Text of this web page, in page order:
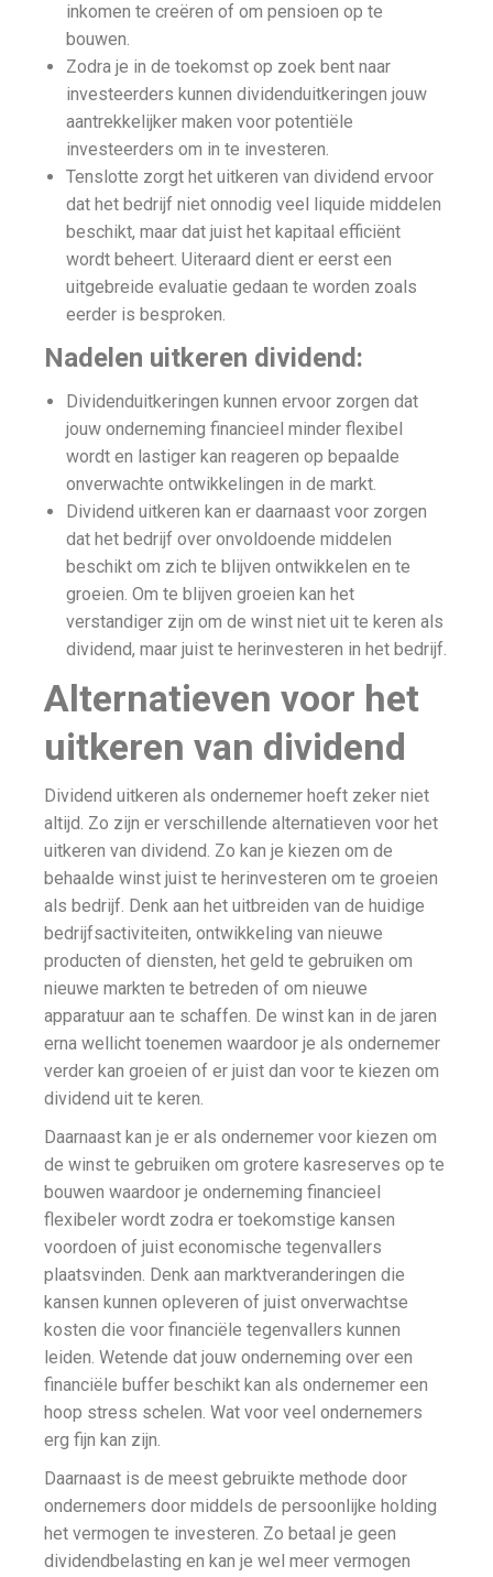
inkomen te creëren of om pensioen op te
bouwen.
Zodra je in de toekomst op zoek bent naar
investeerders kunnen dividenduitkeringen jouw
aantrekkelijker maken voor potentiële
investeerders om in te investeren.
Tenslotte zorgt het uitkeren van dividend ervoor
dat het bedrijf niet onnodig veel liquide middelen
beschikt, maar dat juist het kapitaal efficiënt
wordt beheert. Uiteraard dient er eerst een
uitgebreide evaluatie gedaan te worden zoals
eerder is besproken.
Nadelen uitkeren dividend:
Dividenduitkeringen kunnen ervoor zorgen dat
jouw onderneming financieel minder flexibel
wordt en lastiger kan reageren op bepaalde
onverwachte ontwikkelingen in de markt.
Dividend uitkeren kan er daarnaast voor zorgen
dat het bedrijf over onvoldoende middelen
beschikt om zich te blijven ontwikkelen en te
groeien. Om te blijven groeien kan het
verstandiger zijn om de winst niet uit te keren als
dividend, maar juist te herinvesteren in het bedrijf.
Alternatieven voor het
uitkeren van dividend
Dividend uitkeren als ondernemer hoeft zeker niet
altijd. Zo zijn er verschillende alternatieven voor het
uitkeren van dividend. Zo kan je kiezen om de
behaalde winst juist te herinvesteren om te groeien
als bedrijf. Denk aan het uitbreiden van de huidige
bedrijfsactiviteiten, ontwikkeling van nieuwe
producten of diensten, het geld te gebruiken om
nieuwe markten te betreden of om nieuwe
apparatuur aan te schaffen. De winst kan in de jaren
erna wellicht toenemen waardoor je als ondernemer
verder kan groeien of er juist dan voor te kiezen om
dividend uit te keren.
Daarnaast kan je er als ondernemer voor kiezen om
de winst te gebruiken om grotere kasreserves op te
bouwen waardoor je onderneming financieel
flexibeler wordt zodra er toekomstige kansen
voordoen of juist economische tegenvallers
plaatsvinden. Denk aan marktveranderingen die
kansen kunnen opleveren of juist onverwachtse
kosten die voor financiële tegenvallers kunnen
leiden. Wetende dat jouw onderneming over een
financiële buffer beschikt kan als ondernemer een
hoop stress schelen. Wat voor veel ondernemers
erg fijn kan zijn.
Daarnaast is de meest gebruikte methode door
ondernemers door middels de persoonlijke holding
het vermogen te investeren. Zo betaal je geen
dividendbelasting en kan je wel meer vermogen